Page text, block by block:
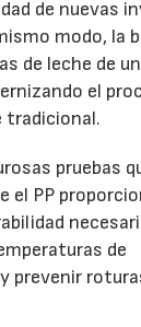
de nuevas
modo, la
de leche de
el
tradicional.
pruebas
el PP
de
prevenir